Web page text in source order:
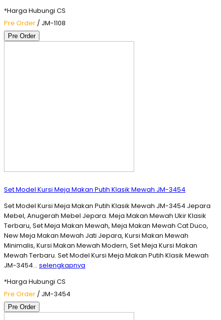
*Harga Hubungi CS
Pre Order / JM-1108
Pre Order
Set Model Kursi Meja Makan Putih Klasik Mewah JM-3454
Set Model Kursi Meja Makan Putih Klasik Mewah JM-3454 Jepara
Mebel, Anugerah Mebel Jepara. Meja Makan Mewah Ukir Klasik
Terbaru, Set Meja Makan Mewah, Meja Makan Mewah Cat Duco,
New Meja Makan Mewah Jati Jepara, Kursi Makan Mewah
Minimalis, Kursi Makan Mewah Modern, Set Meja Kursi Makan
Mewah Terbaru. Set Model Kursi Meja Makan Putih Klasik Mewah
JM-3454… selengkapnya
*Harga Hubungi CS
Pre Order / JM-3454
Pre Order